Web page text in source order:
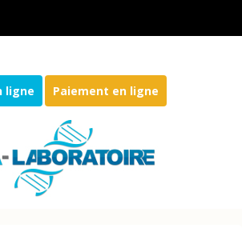
ligne Paiement en ligne